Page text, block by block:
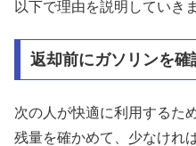
以下で理由を説明していき
返却前にガソリンを確
次の人が快適に利用するた
残量を確かめて、少なけれ